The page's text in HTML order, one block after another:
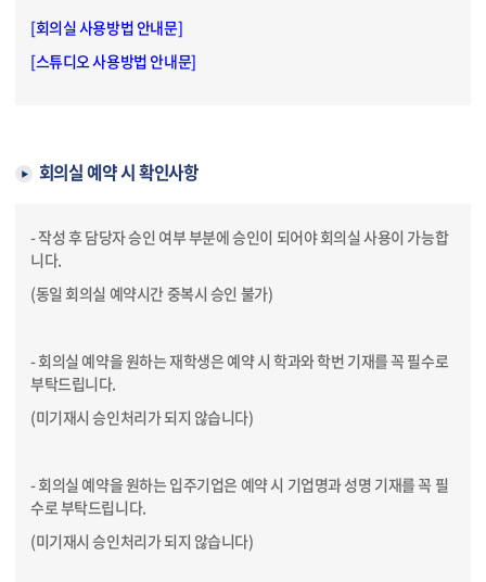
[회의실 사용방법 안내문]
[스튜디오 사용방법 안내문]
회의실 예약 시 확인사항
- 작성 후 담당자 승인 여부 부분에 승인이 되어야 회의실 사용이 가능합
니다.
(동일 회의실 예약시간 중복시 승인 불가)
- 회의실 예약을 원하는 재학생은 예약 시 학과와 학번 기재를 꼭 필수로
부탁드립니다.
(미기재시 승인처리가 되지 않습니다)
- 회의실 예약을 원하는 입주기업은 예약 시 기업명과 성명 기재를 꼭 필
수로 부탁드립니다.
(미기재시 승인처리가 되지 않습니다)